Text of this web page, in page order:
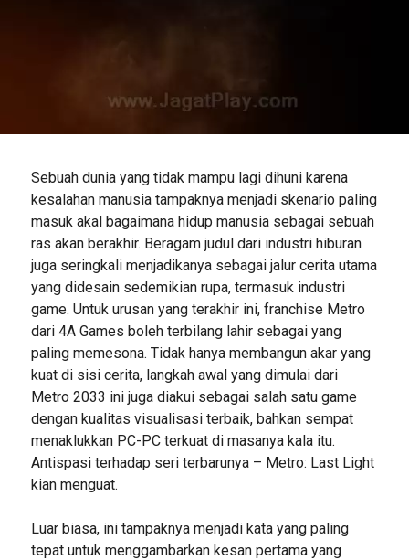
Sebuah dunia yang tidak mampu lagi dihuni karena
kesalahan manusia tampaknya menjadi skenario paling
masuk akal bagaimana hidup manusia sebagai sebuah
ras akan berakhir. Beragam judul dari industri hiburan
juga seringkali menjadikanya sebagai jalur cerita utama
yang didesain sedemikian rupa, termasuk industri
game. Untuk urusan yang terakhir ini, franchise Metro
dari 4A Games boleh terbilang lahir sebagai yang
paling memesona. Tidak hanya membangun akar yang
kuat di sisi cerita, langkah awal yang dimulai dari
Metro 2033 ini juga diakui sebagai salah satu game
dengan kualitas visualisasi terbaik, bahkan sempat
menaklukkan PC-PC terkuat di masanya kala itu.
Antispasi terhadap seri terbarunya – Metro: Last Light
kian menguat.
Luar biasa, ini tampaknya menjadi kata yang paling
tepat untuk menggambarkan kesan pertama yang